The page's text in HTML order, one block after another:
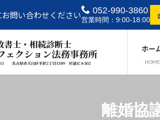
お問い合わせください 052-990-3860
営業時間：9:00-18:00
ホー
HOME
離婚協